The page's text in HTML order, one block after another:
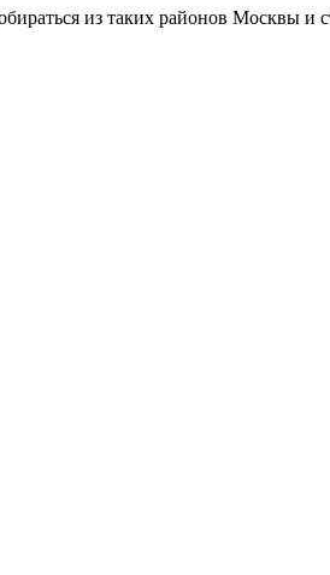
из таких районов Москвы и